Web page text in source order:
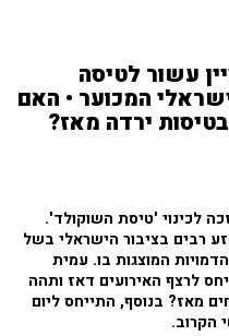
('רשת 13') ציין עשור לטיסה
המכוער • האם
ירדה מאז?
לכינוי 'טיסת השוקולד'.
רבים בציבור הישראלי בשל
המוצגות בו. עמית
ניוז', 'רשת 13') התייחס לרצף האירועים דאז ותהה
מאז? בנוסף, התייחס ליום
הקרוב.